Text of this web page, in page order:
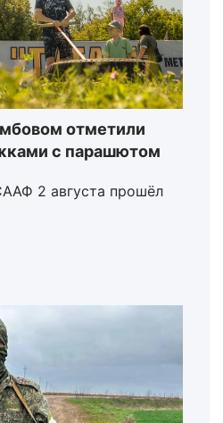
отметили
с парашютом
2 августа прошёл